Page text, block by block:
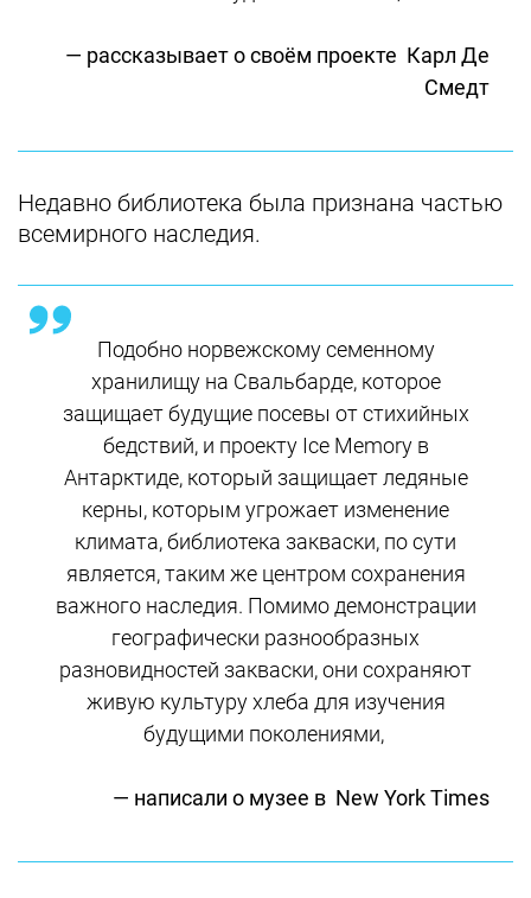
— рассказывает о своём проекте Карл Де
Смедт
Недавно библиотека была признана частью
всемирного наследия.
Подобно норвежскому семенному
хранилищу на Свальбарде, которое
защищает будущие посевы от стихийных
бедствий, и проекту Ice Memory в
Антарктиде, который защищает ледяные
керны, которым угрожает изменение
климата, библиотека закваски, по сути
является, таким же центром сохранения
важного наследия. Помимо демонстрации
географически разнообразных
разновидностей закваски, они сохраняют
живую культуру хлеба для изучения
будущими поколениями,
— написали о музее в New York Times